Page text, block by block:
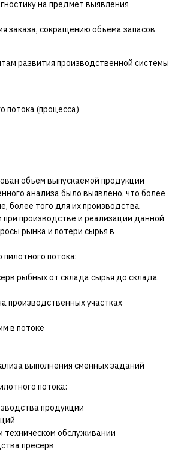
на предмет выявления
заказа, сокращению объема запасов
развития производственной системы
потока (процесса)
объем выпускаемой продукции
анализа было выявлено, что более
более того для их производства
производстве и реализации данной
рынка и потери сырья в
потока:
рыбных от склада сырья до склада
производственных участках
в потоке
выполнения сменных заданий
потока:
продукции
техническом обслуживании
пресерв